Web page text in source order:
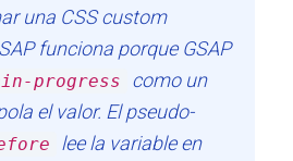
una CSS custom
funciona porque GSAP
progress
como un
el valor. El pseudo-
lee la variable en